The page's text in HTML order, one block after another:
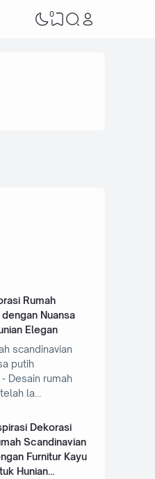
0
Rumah
Nuansa
Elegan
scandinavian
putih
Desain rumah
la…
Dekorasi
Scandinavian
Furnitur Kayu
Hunian